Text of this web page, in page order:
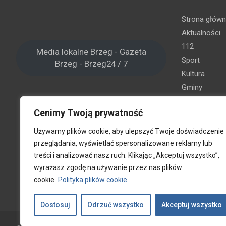
Cenimy Twoją prywatność
Używamy plików cookie, aby ulepszyć Twoje doświadczenie
przeglądania, wyświetlać spersonalizowane reklamy lub
treści i analizować nasz ruch. Klikając „Akceptuj wszystko”,
wyrażasz zgodę na używanie przez nas plików
cookie.
Polityka plików cookie
Dostosuj Odrzuć wszystko Akceptuj wszystko
Media lokalne Brzeg - Gazeta
Brzeg - Brzeg24 / 7
Strona
Aktualności
112
Sport
Kultura
Gminy
Lewin
Lubsza
Olszanka
Kontakt